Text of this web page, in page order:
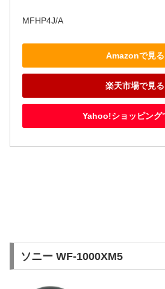
MFHP4J/A
Amazonで見る
楽天市場で見る
Yahoo!ショッピング
ソニー WF-1000XM5